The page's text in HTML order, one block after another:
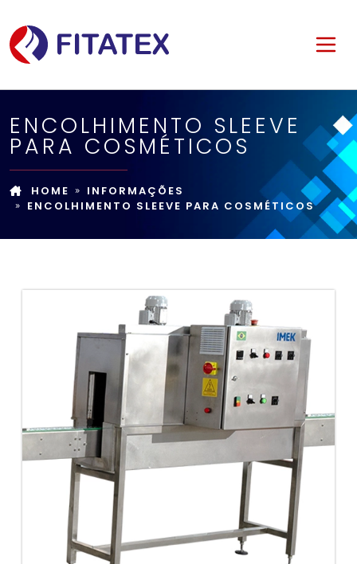
ENCOLHIMENTO SLEEVE
PARA COSMÉTICOS
HOME
INFORMAÇÕES
ENCOLHIMENTO SLEEVE PARA COSMÉTICOS